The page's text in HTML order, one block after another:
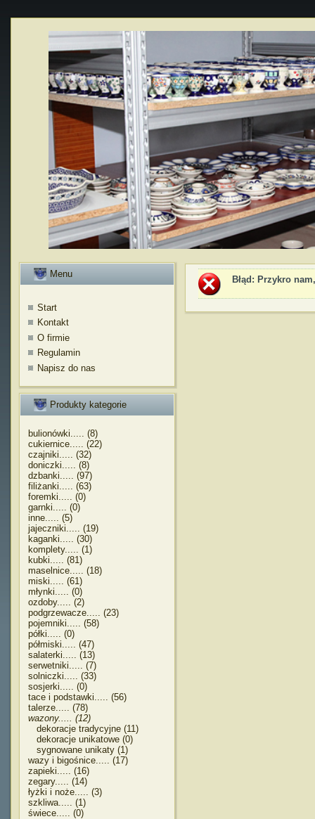
Menu
Start
Kontakt
O firmie
Regulamin
Napisz do nas
Produkty kategorie
bulionówki..... (8)
cukiernice..... (22)
czajniki..... (32)
doniczki..... (8)
dzbanki..... (97)
filiżanki..... (63)
foremki..... (0)
garnki..... (0)
inne..... (5)
jajeczniki..... (19)
kaganki..... (30)
komplety..... (1)
kubki..... (81)
maselnice..... (18)
miski..... (61)
młynki..... (0)
ozdoby..... (2)
podgrzewacze..... (23)
pojemniki..... (58)
półki..... (0)
półmiski..... (47)
salaterki..... (13)
serwetniki..... (7)
solniczki..... (33)
sosjerki..... (0)
tace i podstawki..... (56)
talerze..... (78)
wazony..... (12)
dekoracje tradycyjne (11)
dekoracje unikatowe (0)
sygnowane unikaty (1)
wazy i bigośnice..... (17)
zapieki..... (16)
zegary..... (14)
łyżki i noże..... (3)
szkliwa..... (1)
świece..... (0)
Błąd : Przykro